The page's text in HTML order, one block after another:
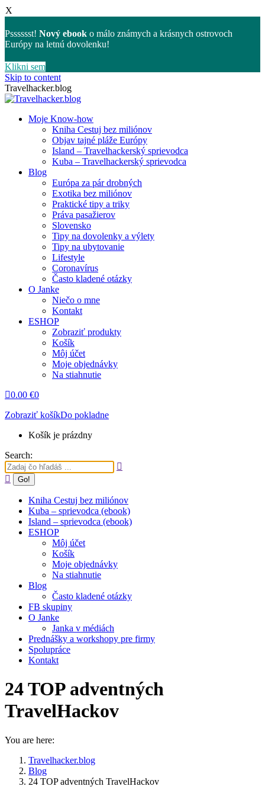
X
Psssssst! Nový ebook o málo známych a krásnych ostrovoch
Európy na letnú dovolenku!
Klikni sem
Skip to content
Travelhacker.blog
Moje Know-how
Kniha Cestuj bez miliónov
Objav tajné pláže Európy
Island – Travelhackerský sprievodca
Kuba – Travelhackerský sprievodca
Blog
Európa za pár drobných
Exotika bez miliónov
Praktické tipy a triky
Práva pasažierov
Slovensko
Tipy na dovolenky a výlety
Tipy na ubytovanie
Lifestyle
Coronavírus
Často kladené otázky
O Janke
Niečo o mne
Kontakt
ESHOP
Zobraziť produkty
Košík
Môj účet
Moje objednávky
Na stiahnutie
0.00 €0
Zobraziť košíkDo pokladne
Košík je prázdny
Search:
Kniha Cestuj bez miliónov
Kuba – sprievodca (ebook)
Island – sprievodca (ebook)
ESHOP
Môj účet
Košík
Moje objednávky
Na stiahnutie
Blog
Často kladené otázky
FB skupiny
O Janke
Janka v médiách
Prednášky a workshopy pre firmy
Spolupráce
Kontakt
24 TOP adventných
TravelHackov
You are here:
Travelhacker.blog
Blog
24 TOP adventných TravelHackov